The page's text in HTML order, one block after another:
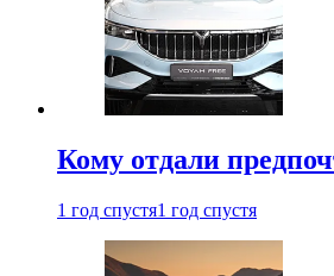
Кому отдали
1 год спустя1 год спустя